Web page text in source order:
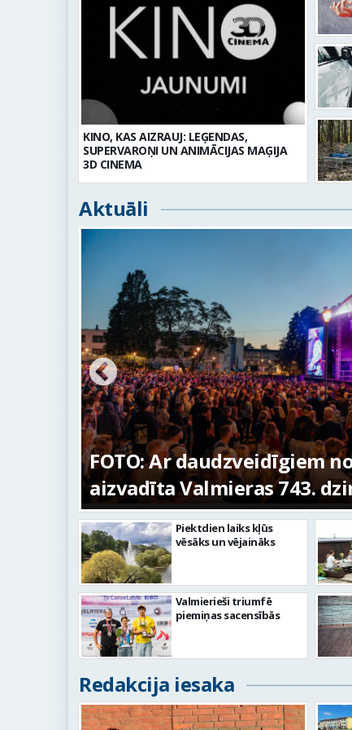
KINO, KAS AIZRAUJ: LEĢENDAS,
SUPERVAROŅI UN ANIMĀCIJAS MAĢIJA
3D CINEMA
Aktuāli
FOTO: Ar daudzveidīgiem
aizvadīta Valmieras 743.
Piektdien laiks kļūs
vēsāks un vējaināks
Valmierieši triumfē
piemiņas sacensībās
Redakcija iesaka